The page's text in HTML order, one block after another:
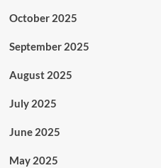
October 2025
September 2025
August 2025
July 2025
June 2025
May 2025